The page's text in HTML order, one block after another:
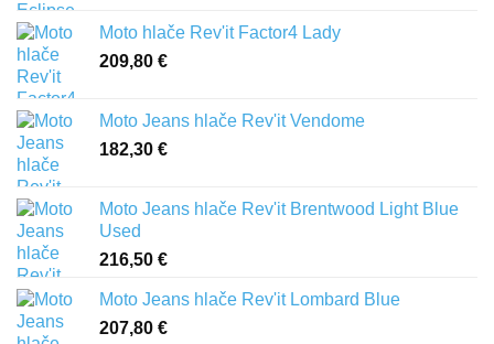
Moto hlače Rev'it Factor4 Lady
209,80 €
Moto Jeans hlače Rev'it Vendome
182,30 €
Moto Jeans hlače Rev'it Brentwood Light Blue
Used
216,50 €
Moto Jeans hlače Rev'it Lombard Blue
207,80 €